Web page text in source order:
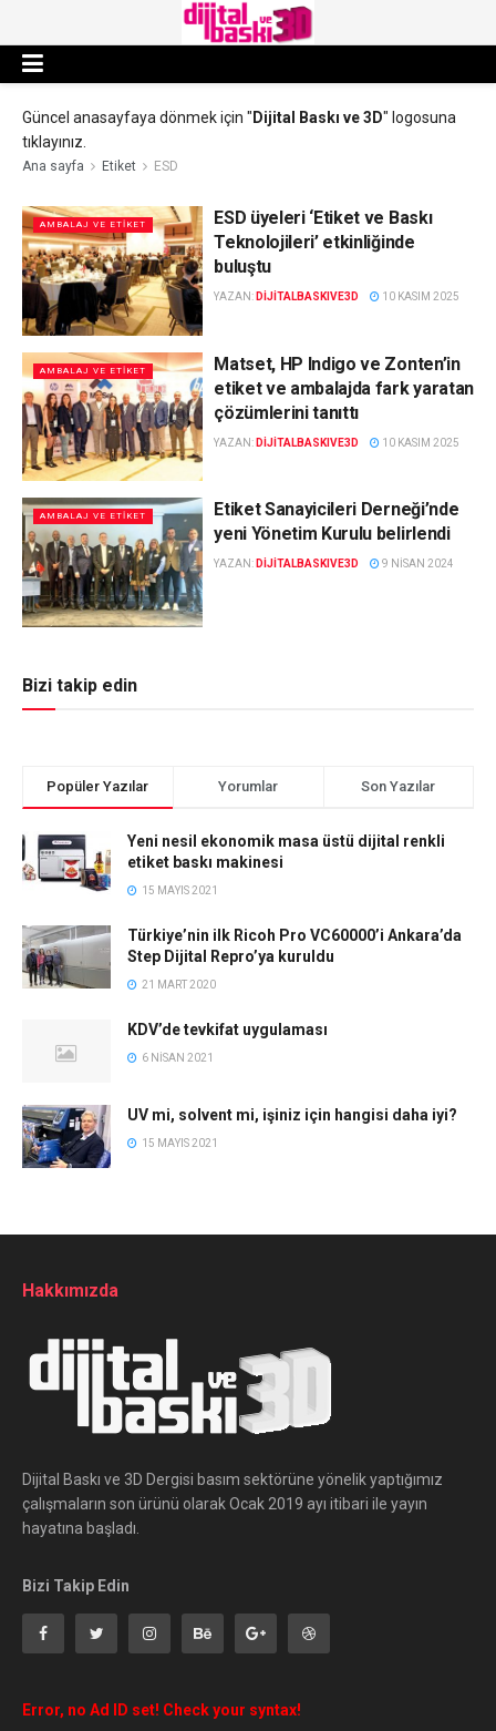
Güncel anasayfaya dönmek için " Dijital Baskı ve 3D" logosuna
tıklayınız.
Ana sayfa Etiket ESD
AMBALAJ VE ETIKET
ESD üyeleri ‘Etiket ve Baskı
Teknolojileri’ etkinliğinde
buluştu
YAZAN: DIJITALBASKIVE3D 10 KASIM 2025
AMBALAJ VE ETIKET
Matset, HP Indigo ve Zonten’in
etiket ve ambalajda fark yaratan
çözümlerini tanıttı
YAZAN: DIJITALBASKIVE3D 10 KASIM 2025
AMBALAJ VE ETIKET
Etiket Sanayicileri Derneği’nde
yeni Yönetim Kurulu belirlendi
YAZAN: DIJITALBASKIVE3D 9 NISAN 2024
Bizi takip edin
Popüler Yazılar Yorumlar Son Yazılar
Yeni nesil ekonomik masa üstü dijital renkli
etiket baskı makinesi
15 MAYIS 2021
Türkiye’nin ilk Ricoh Pro VC60000’i Ankara’da
Step Dijital Repro’ya kuruldu
21 MART 2020
KDV’de tevkifat uygulaması
6 NISAN 2021
UV mi, solvent mi, işiniz için hangisi daha iyi?
15 MAYIS 2021
Hakkımızda
Dijital Baskı ve 3D Dergisi basım sektörüne yönelik yaptığımız
çalışmaların son ürünü olarak Ocak 2019 ayı itibari ile yayın
hayatına başladı.
Bizi Takip Edin
Error, no Ad ID set! Check your syntax!